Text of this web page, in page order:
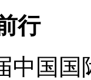
行
中国